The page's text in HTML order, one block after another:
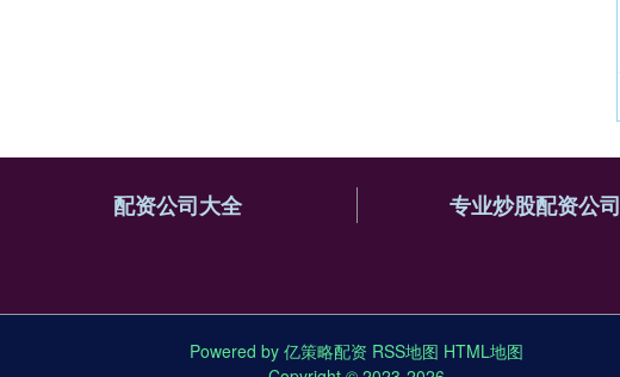
配资公司大全 专业炒股配资公司
Powered by 亿策略配资 RSS地图 HTML地图